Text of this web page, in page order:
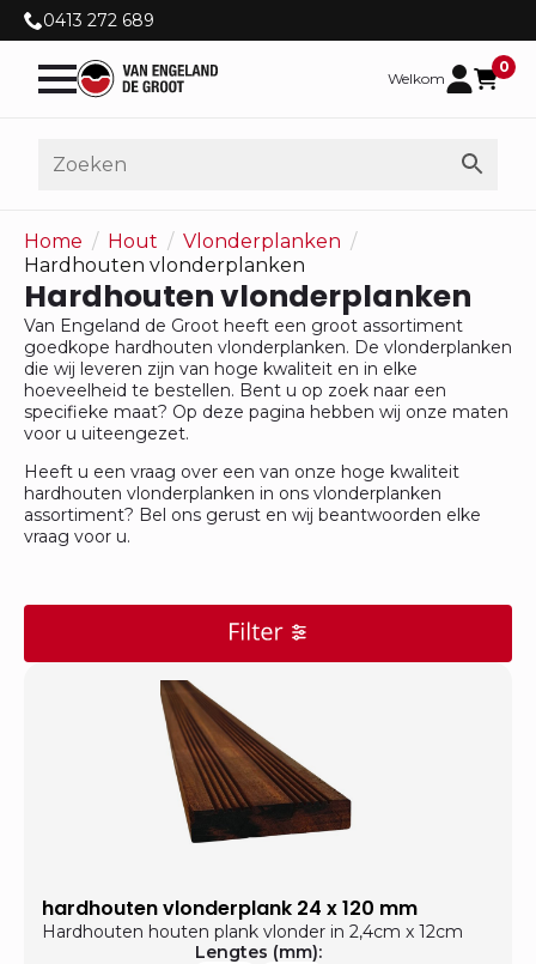
0413 272 689
Welkom
0
Home Hout
Vlonderplanken
Hardhouten vlonderplanken
Hardhouten vlonderplanken
Van Engeland de Groot heeft een groot assortiment
goedkope hardhouten vlonderplanken. De vlonderplanken
die wij leveren zijn van hoge kwaliteit en in elke
hoeveelheid te bestellen. Bent u op zoek naar een
specifieke maat? Op deze pagina hebben wij onze maten
voor u uiteengezet.
Heeft u een vraag over een van onze hoge kwaliteit
hardhouten vlonderplanken in ons vlonderplanken
assortiment? Bel ons gerust en wij beantwoorden elke
vraag voor u.
hardhouten vlonderplank 24 x 120 mm
Hardhouten houten plank vlonder in 2,4cm x 12cm
Lengtes (mm):